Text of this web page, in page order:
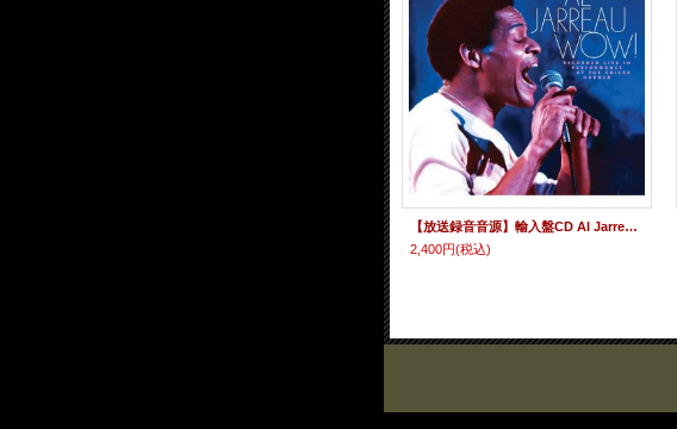
【放送録音音源】輸入盤CD Al Jarreau アル・ジャロー / Wow! Live in Performance at the Childe Harold
2,400円(税込)